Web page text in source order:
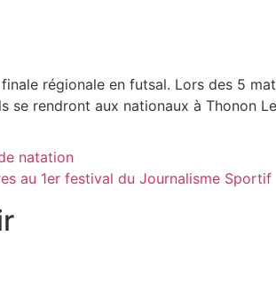
régionale en futsal. Lors des 5
se rendront aux nationaux à Thonon
natation
au 1er festival du Journalisme Sportif